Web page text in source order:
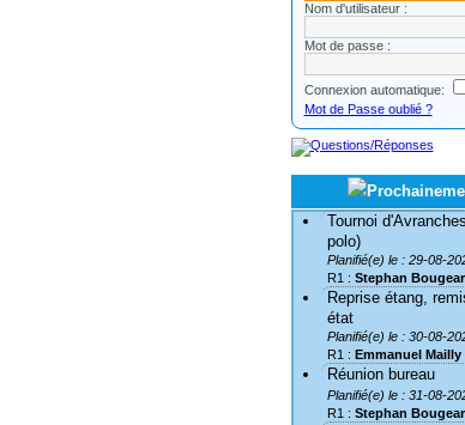
Nom d'utilisateur :
Mot de passe :
Connexion automatique:
Mot de Passe oublié ?
Tournoi
polo)
Planifié(e) le : 29-08-
R1 : Stephan
Reprise étang,
état
Planifié(e) le : 30-08-
R1 : Emmanuel Mailly
Réunion bureau
Planifié(e) le : 31-08-
R1 : Stephan